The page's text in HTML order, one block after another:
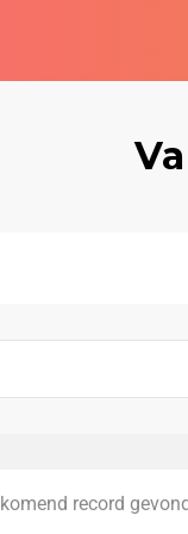
record